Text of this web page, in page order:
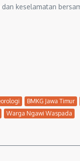
keselamatan
BMKG Jawa Timur
Warga Ngawi Waspada